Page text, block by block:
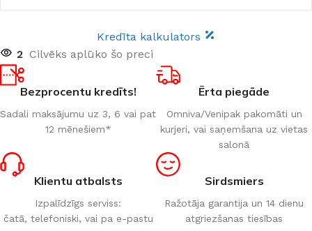
Kredīta kalkulators
2 Cilvēks aplūko šo preci
Bezprocentu kredīts!
Sadali maksājumu uz 3, 6 vai pat
12 mēnešiem*
Ērta piegāde
Omniva/Venipak pakomāti un
kurjeri, vai saņemšana uz vietas
salonā
Klientu atbalsts
Izpalīdzīgs serviss:
čatā, telefoniski, vai pa e-pastu
Sirdsmiers
Ražotāja garantija un 14 dienu
atgriezšanas tiesības